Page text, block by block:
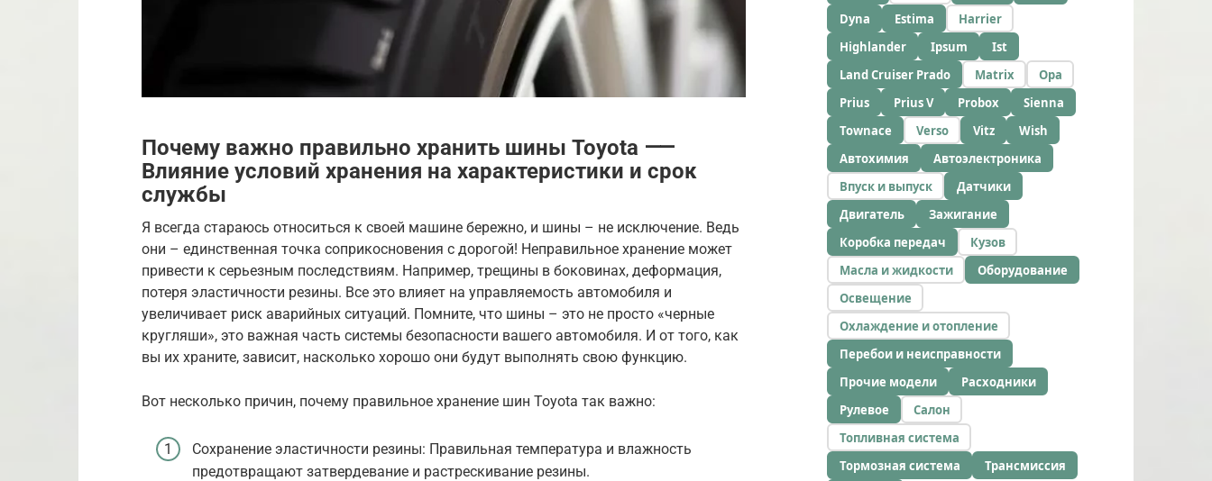
Почему важно правильно хранить шины Toyota ⸺
Влияние условий хранения на характеристики и срок
службы
Я всегда стараюсь относиться к своей машине бережно, и шины – не исключение. Ведь
они – единственная точка соприкосновения с дорогой! Неправильное хранение может
привести к серьезным последствиям. Например, трещины в боковинах, деформация,
потеря эластичности резины. Все это влияет на управляемость автомобиля и
увеличивает риск аварийных ситуаций. Помните, что шины – это не просто «черные
кругляши», это важная часть системы безопасности вашего автомобиля. И от того, как
вы их храните, зависит, насколько хорошо они будут выполнять свою функцию.
Вот несколько причин, почему правильное хранение шин Toyota так важно:
Сохранение эластичности резины: Правильная температура и влажность
предотвращают затвердевание и растрескивание резины.
Dyna
Estima
Harrier
Highlander
Ipsum
Ist
Land Cruiser Prado
Matrix
Opa
Prius
Prius V Probox
Sienna
Townace
Verso Vitz
Wish
Автохимия
Автоэлектроника
Впуск и выпуск
Датчики
Двигатель
Зажигание
Коробка передач
Кузов
Масла и жидкости
Оборудование
Освещение
Охлаждение и отопление
Перебои и неисправности
Прочие модели
Расходники
Рулевое
Салон
Топливная система
Тормозная система
Трансмиссия